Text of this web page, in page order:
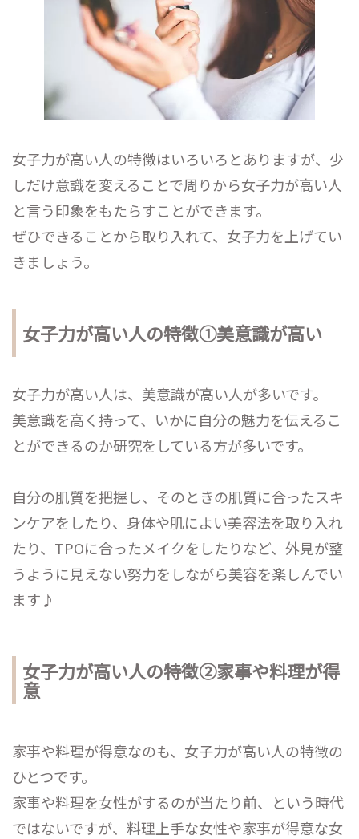
女子力が高い人の特徴はいろいろとありますが、少
しだけ意識を変えることで周りから女子力が高い人
と言う印象をもたらすことができます。
ぜひできることから取り入れて、女子力を上げてい
きましょう。
女子力が高い人の特徴①美意識が高い
女子力が高い人は、美意識が高い人が多いです。
美意識を高く持って、いかに自分の魅力を伝えるこ
とができるのか研究をしている方が多いです。
自分の肌質を把握し、そのときの肌質に合ったスキ
ンケアをしたり、身体や肌によい美容法を取り入れ
たり、TPOに合ったメイクをしたりなど、外見が整
うように見えない努力をしながら美容を楽しんでい
ます♪
女子力が高い人の特徴②家事や料理が得
意
家事や料理が得意なのも、女子力が高い人の特徴の
ひとつです。
家事や料理を女性がするのが当たり前、という時代
ではないですが、料理上手な女性や家事が得意な女